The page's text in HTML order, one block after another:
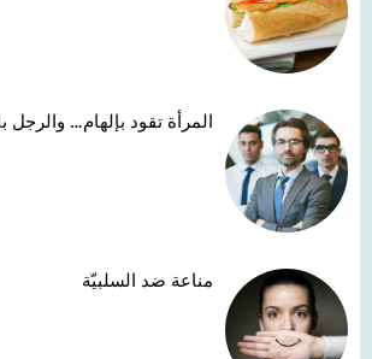
المرأة تقود بإلهام… والرجل
مناعة ضد السلبيّة